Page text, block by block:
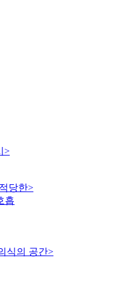
>
당한>
흡
식의 공간>